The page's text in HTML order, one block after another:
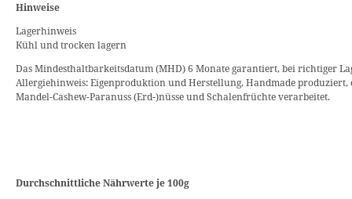
Hinweise
Lagerhinweis
Kühl und trocken lagern
Das Mindesthaltbarkeitsdatum (MHD) 6 Monate garantiert, bei richtiger
Allergiehinweis: Eigenproduktion und Herstellung, Handmade produziert,
Mandel-Cashew-Paranuss (Erd-)nüsse und Schalenfrüchte verarbeitet.
Durchschnittliche Nährwerte je 100g